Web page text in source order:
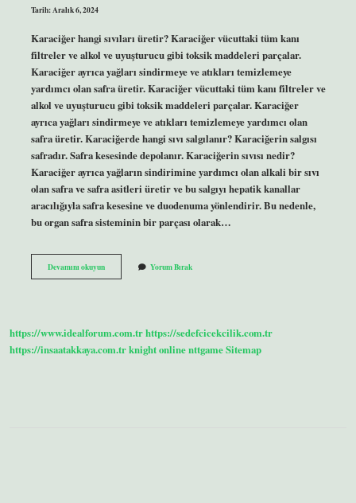
Tarih: Aralık 6, 2024
Karaciğer hangi sıvıları üretir? Karaciğer vücuttaki tüm kanı
filtreler ve alkol ve uyuşturucu gibi toksik maddeleri parçalar.
Karaciğer ayrıca yağları sindirmeye ve atıkları temizlemeye
yardımcı olan safra üretir. Karaciğer vücuttaki tüm kanı filtreler ve
alkol ve uyuşturucu gibi toksik maddeleri parçalar. Karaciğer
ayrıca yağları sindirmeye ve atıkları temizlemeye yardımcı olan
safra üretir. Karaciğerde hangi sıvı salgılanır? Karaciğerin salgısı
safradır. Safra kesesinde depolanır. Karaciğerin sıvısı nedir?
Karaciğer ayrıca yağların sindirimine yardımcı olan alkali bir sıvı
olan safra ve safra asitleri üretir ve bu salgıyı hepatik kanallar
aracılığıyla safra kesesine ve duodenuma yönlendirir. Bu nedenle,
bu organ safra sisteminin bir parçası olarak…
Devamını okuyunKaraciğer
Hangi
Yorum Bırak
https://www.idealforum.com.trhttps://sedefcicekcilik.com.tr
https://insaatakkaya.com.trknight onlinenttgameSitemap